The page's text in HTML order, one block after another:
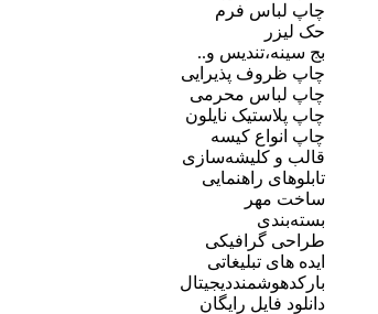
چاپ لباس فرم
حک لیزر
بج سینه،تندیس و..
چاپ ظروف پذیرایی
چاپ لباس محرمی
چاپ پلاستیک نایلون
چاپ انواع کیسه
قالب و کلیشه‌سازی
تابلوهای راهنمایی
ساخت مهر
بسته‌بندی
طراحی گرافیکی
ایده های تبلیغاتی
بارکدهوشمنددیجیتال
دانلود فایل رایگان